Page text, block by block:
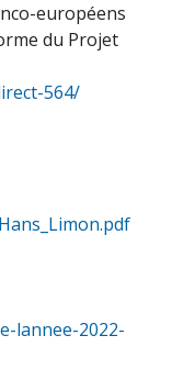
européens
du Projet
564/
lannee-2022-